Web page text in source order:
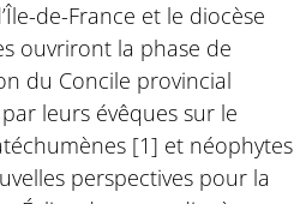
de-France et le diocèse
ouvriront la phase de
du Concile provincial
leurs évêques sur le
[1] et néophytes
perspectives pour la